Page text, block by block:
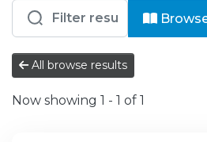
Entities
All browse results
Now showing 1 - 1 of 1